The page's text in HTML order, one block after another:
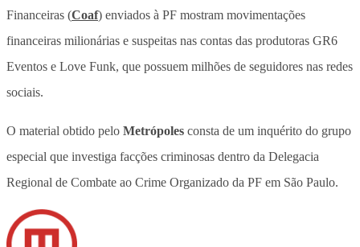
Financeiras (Coaf) enviados à PF mostram movimentações
financeiras milionárias e suspeitas nas contas das produtoras GR6
Eventos e Love Funk, que possuem milhões de seguidores nas redes
sociais.
O material obtido pelo Metrópoles consta de um inquérito do grupo
especial que investiga facções criminosas dentro da Delegacia
Regional de Combate ao Crime Organizado da PF em São Paulo.